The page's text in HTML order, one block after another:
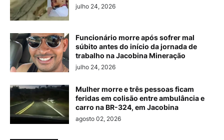
julho 24, 2026
Funcionário morre após sofrer mal
súbito antes do início da jornada de
trabalho na Jacobina Mineração
julho 24, 2026
Mulher morre e três pessoas ficam
feridas em colisão entre ambulância e
carro na BR-324, em Jacobina
agosto 02, 2026